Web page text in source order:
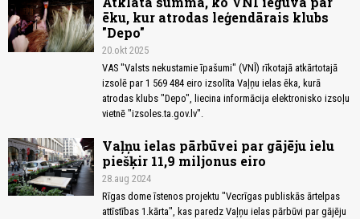
ēku, kur atrodas leģendārais klubs
"Depo"
20.okt 2025
VAS "Valsts nekustamie īpašumi" (VNĪ) rīkotajā atkārtotajā
izsolē par 1 569 484 eiro izsolīta Vaļņu ielas ēka, kurā
atrodas klubs "Depo", liecina informācija elektronisko izsoļu
vietnē "izsoles.ta.gov.lv".
Vaļņu ielas pārbūvei par gājēju ielu
piešķir 11,9 miljonus eiro
28.aug 2024
Rīgas dome īstenos projektu "Vecrīgas publiskās ārtelpas
attīstības 1.kārta", kas paredz Vaļņu ielas pārbūvi par gājēju